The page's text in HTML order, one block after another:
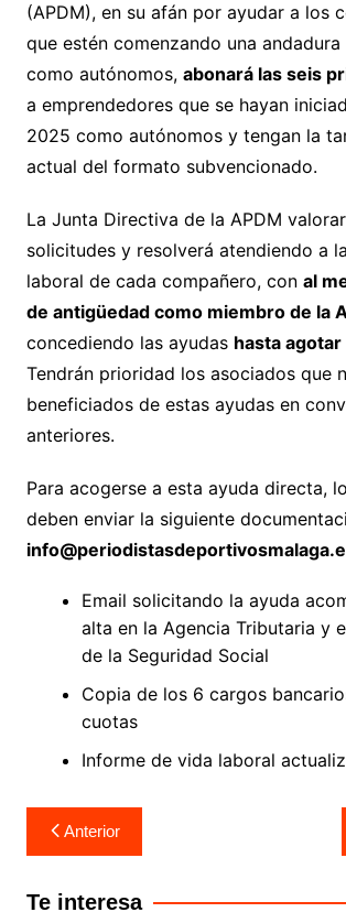
(APDM), en su afán por ayudar a los
que estén comenzando una
como autónomos, abonará las seis
a emprendedores que se hayan
2025 como autónomos y tengan la
actual del formato subvencionado.
La Junta Directiva de la APDM
solicitudes y resolverá atendiendo a
laboral de cada compañero, con al
de antigüedad como miembro de la
concediendo las ayudas hasta
Tendrán prioridad los asociados que
beneficiados de estas ayudas en
anteriores.
Para acogerse a esta ayuda directa,
deben enviar la siguiente
Email solicitando la ayuda
alta en la Agencia Tributaria y
de la Seguridad Social
Copia de los 6 cargos
cuotas
Informe de vida laboral
Anterior
Te interesa